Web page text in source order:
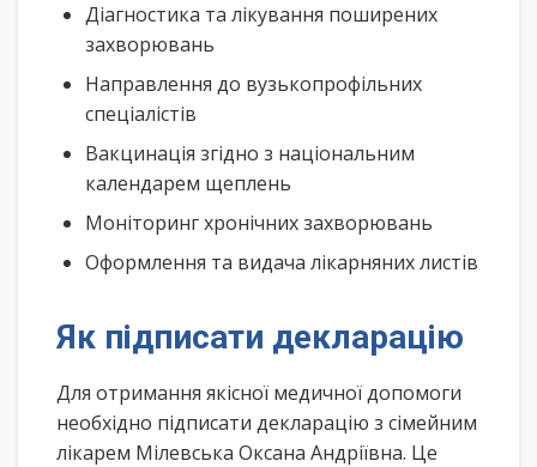
Діагностика та лікування поширених
захворювань
Направлення до вузькопрофільних
спеціалістів
Вакцинація згідно з національним
календарем щеплень
Моніторинг хронічних захворювань
Оформлення та видача лікарняних листів
Як підписати декларацію
Для отримання якісної медичної допомоги
необхідно підписати декларацію з сімейним
лікарем Мілевська Оксана Андріївна. Це